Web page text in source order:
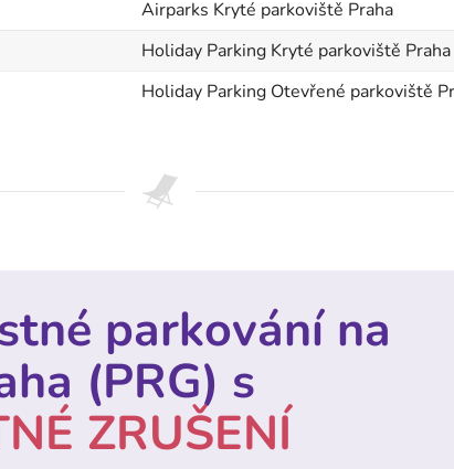
Airparks Kryté parkoviště Praha
Holiday Parking Kryté parkoviště Praha
Holiday Parking Otevřené parkoviště
parkování na
(PRG) s
ZRUŠENÍ